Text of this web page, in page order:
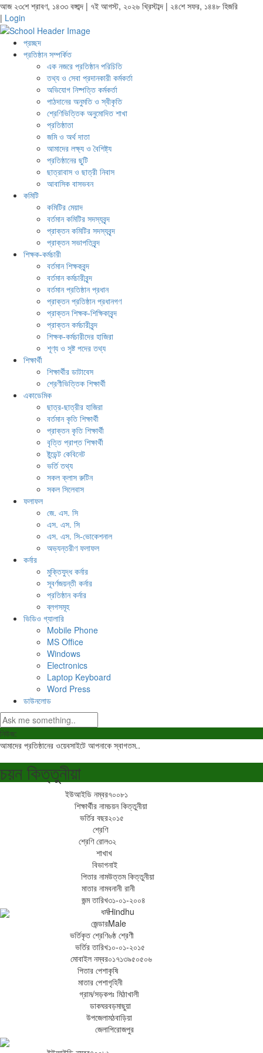
আজ ২৩শে শ্রাবণ, ১৪৩৩ বঙ্গাব্দ | ৭ই আগস্ট, ২০২৬ খ্রিস্টাব্দ | ২৪শে সফর, ১৪৪৮ হিজরি
| Login
প্রচ্ছদ
প্রতিষ্ঠান সম্পর্কিত
এক নজরে প্রতিষ্ঠান পরিচিতি
তথ্য ও সেবা প্রদানকারী কর্মকর্তা
অভিযোগ নিষ্পত্তি কর্মকর্তা
পাঠদানের অনুমতি ও স্বীকৃতি
শ্রেণিভিত্তিক অনুমোদিত শাখা
প্রতিষ্ঠাতা
জমি ও অর্থ দাতা
আমাদের লক্ষ্য ও বৈশিষ্ট্য
প্রতিষ্ঠানের ছুটি
ছাত্রাবাস ও ছাত্রী নিবাস
আবাসিক বাসভবন
কমিটি
কমিটির মেয়াদ
বর্তমান কমিটির সদস্যবৃন্দ
প্রাক্তন কমিটির সদস্যবৃন্দ
প্রাক্তন সভাপতিবৃন্দ
শিক্ষক-কর্মচারী
বর্তমান শিক্ষকবৃন্দ
বর্তমান কর্মচারীবৃন্দ
বর্তমান প্রতিষ্ঠান প্রধান
প্রাক্তন প্রতিষ্ঠান প্রধানগণ
প্রাক্তন শিক্ষক-শিক্ষিকাবৃন্দ
প্রাক্তন কর্মচারীবৃন্দ
শিক্ষক-কর্মচারীদের হাজিরা
শূণ্য ও সৃষ্ট পদের তথ্য
শিক্ষার্থী
শিক্ষার্থীর ডাটাবেস
শ্রেণীভিত্তিক শিক্ষার্থী
একাডেমিক
ছাত্র-ছাত্রীর হাজিরা
বর্তমান কৃতি শিক্ষার্থী
প্রাক্তন কৃতি শিক্ষার্থী
বৃত্তি প্রাপ্ত শিক্ষার্থী
ষ্টুডেন্ট কেবিনেট
ভর্তি তথ্য
সকল ক্লাস রুটিন
সকল সিলেবাস
ফলাফল
জে. এস. সি
এস. এস. সি
এস. এস. সি-ভোকেশনাল
অভ্যন্তরীণ ফলাফল
কর্নার
মুক্তিযুদ্ধ কর্নার
সূবর্ণজয়ন্তী কর্নার
প্রতিষ্ঠান কর্নার
ব্লগসমূহ
ভিডিও গ্যালারি
Mobile Phone
MS Office
Windows
Electronics
Laptop Keyboard
Word Press
ডাউনলোড
নিউজ:
আমাদের প্রতিষ্ঠানের ওয়েবসাইটে আপনাকে স্বাগতম..
চয়ন কিত্তুনীয়া
ইউআইডি নম্বর৭০০৮১
শিক্ষার্থীর নামচয়ন কিত্তুনীয়া
ভর্তির বছর২০১৫
শ্রেণি
শ্রেণি রোল৩২
শাখাখ
বিভাগনাই
পিতার নামউত্তম কিত্তুনীয়া
মাতার নামবনানী রানী
জন্ম তারিখ৩১-০১-২০০৪
ধর্মHindhu
জেন্ডারMale
ভর্তিকৃত শ্রেণি৬ষ্ঠ শ্রেণী
ভর্তির তারিখ১০-০১-২০১৫
মোবাইল নম্বর০১৭১৩৯৫০৫০৬
পিতার পেশাকৃষি
মাতার পেশাগৃহিনী
গ্রাম/সড়কপঃ মিঠাখালী
ডাকঘরবড়মাছুয়া
উপজেলামঠবাড়িয়া
জেলাপিরোজপুর